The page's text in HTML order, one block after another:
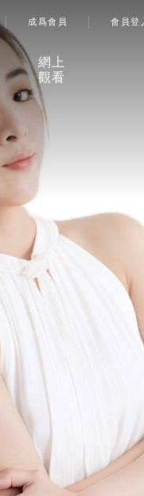
成爲會員 會員登
網上
觀看
網上
節目
觀影
賽